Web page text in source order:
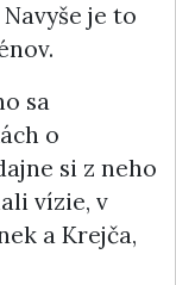
je to
sa
o
si z neho
vízie, v
a Krejča,